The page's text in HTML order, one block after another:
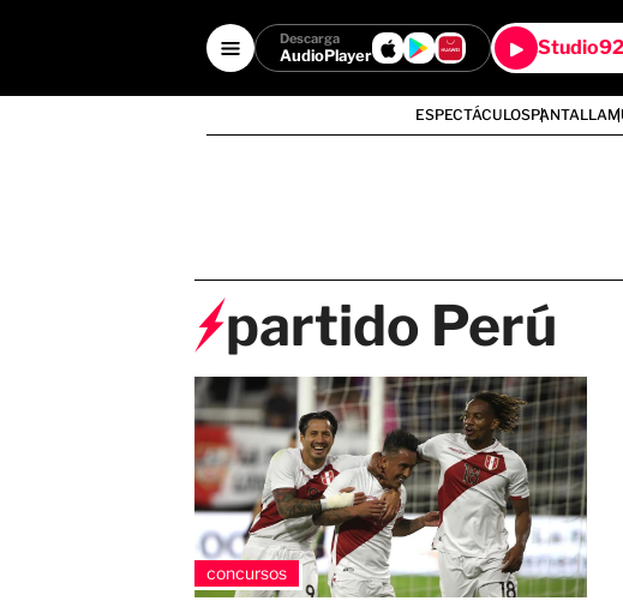
Descarga
AudioPlayer
ESPECTÁCULOSPANTALLA
partido Perú
concursos